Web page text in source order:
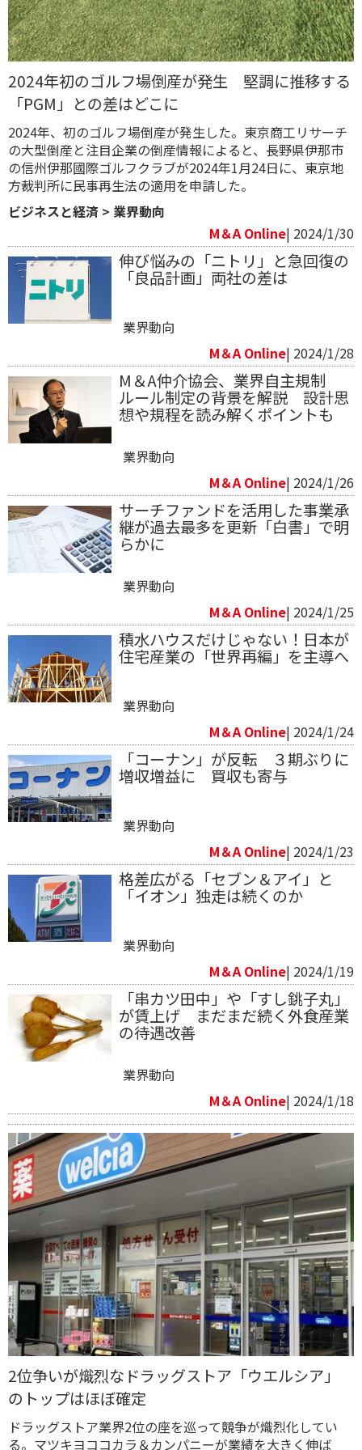
2024年初のゴルフ場倒産が発生 堅調に推移する
「PGM」との差はどこに
2024年、初のゴルフ場倒産が発生した。東京商工リサーチ
の大型倒産と注目企業の倒産情報によると、長野県伊那市
の信州伊那國際ゴルフクラブが2024年1月24日に、東京地
方裁判所に民事再生法の適用を申請した。
ビジネスと経済 > 業界動向
M＆A Online| 2024/1/30
伸び悩みの「ニトリ」と急回復の
「良品計画」両社の差は
業界動向
M＆A Online| 2024/1/28
M＆A仲介協会、業界自主規制
ルール制定の背景を解説 設計思
想や規程を読み解くポイントも
業界動向
M＆A Online| 2024/1/26
サーチファンドを活用した事業承
継が過去最多を更新「白書」で明
らかに
業界動向
M＆A Online| 2024/1/25
積水ハウスだけじゃない！日本が
住宅産業の「世界再編」を主導へ
業界動向
M＆A Online| 2024/1/24
「コーナン」が反転 ３期ぶりに
増収増益に 買収も寄与
業界動向
M＆A Online| 2024/1/23
格差広がる「セブン＆アイ」と
「イオン」独走は続くのか
業界動向
M＆A Online| 2024/1/19
「串カツ田中」や「すし銚子丸」
が賃上げ まだまだ続く外食産業
の待遇改善
業界動向
M＆A Online| 2024/1/18
2位争いが熾烈なドラッグストア「ウエルシア」
のトップはほぼ確定
ドラッグストア業界2位の座を巡って競争が熾烈化してい
る。マツキヨココカラ＆カンパニーが業績を大きく伸ば